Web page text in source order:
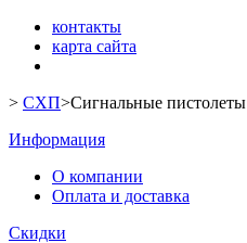
контакты
карта сайта
> СХП>Сигнальные пистолеты
Информация
О компании
Оплата и доставка
Скидки